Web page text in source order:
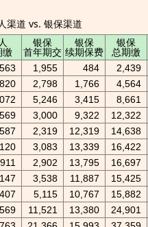
渠道 vs. 银保渠道
缴
银保
首年期交
银保
续期保费
银保
总期缴
1,955 484
2,439
2,798 1,766
4,564
5,246 3,415
8,661
3,000 9,322
12,322
2,319 12,319
14,638
3,083 13,339
16,422
2,902 13,795
16,697
3,538 11,887
15,425
5,115 10,767
15,882
11,521 13,380
24,901